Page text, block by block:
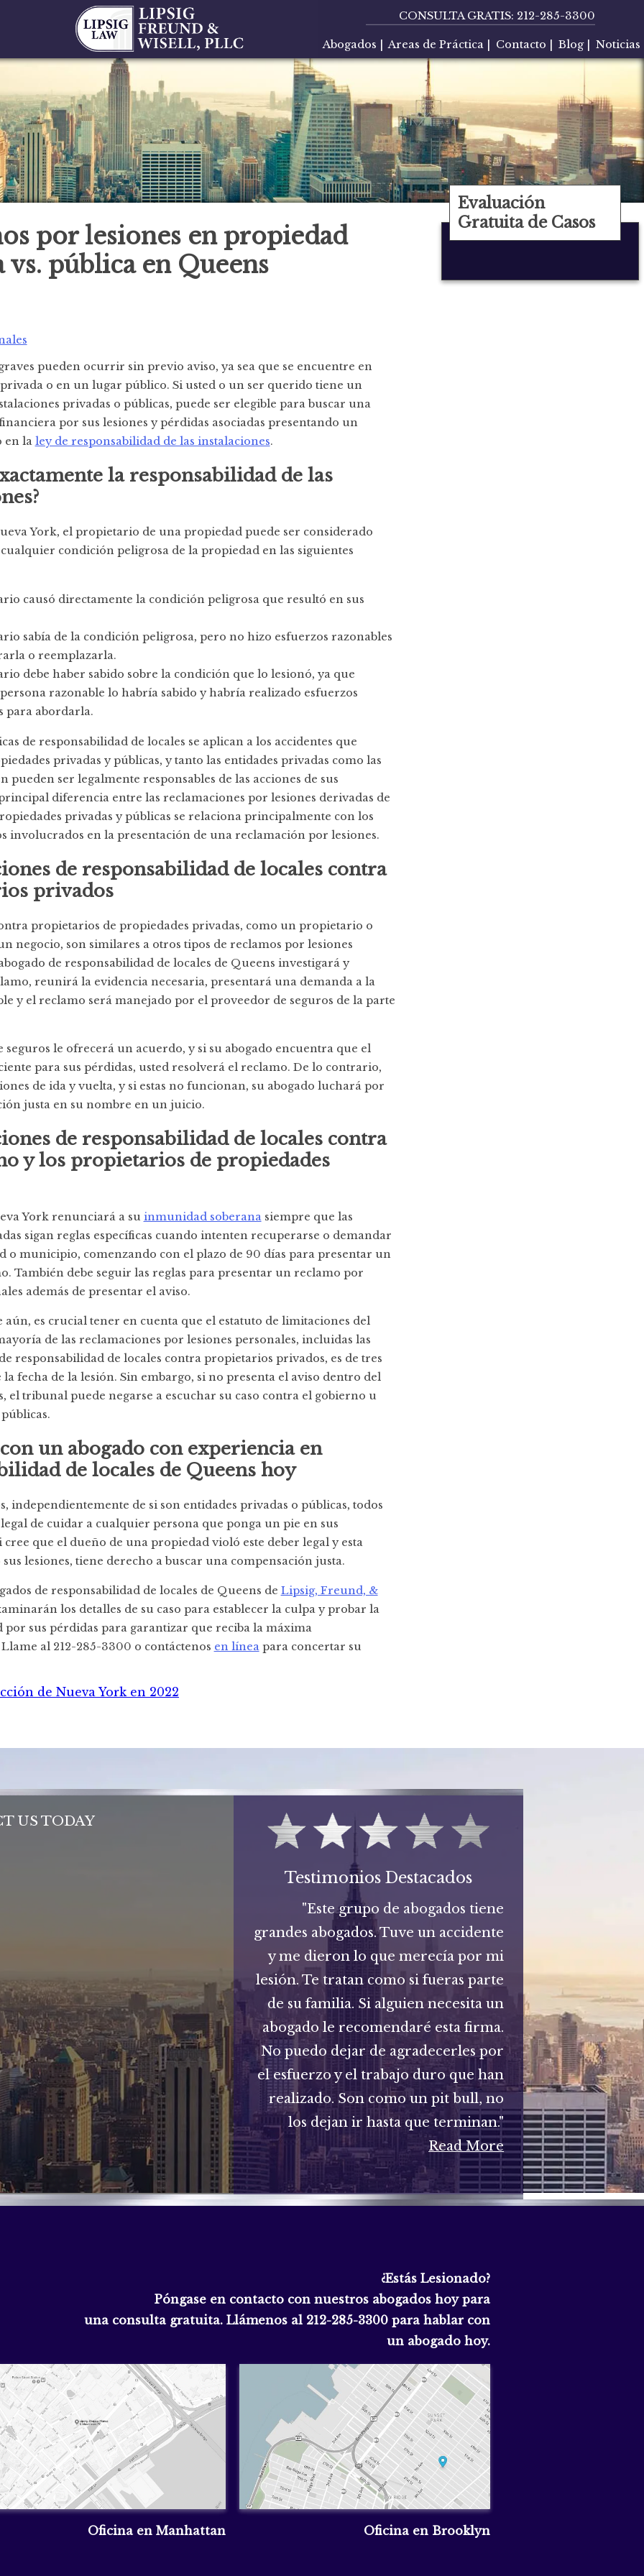
CONSULTA GRATIS: 212-285-3300
Abogados |Areas de Práctica| Contacto Blog| Noticias
Evaluación
Gratuita de Casos
por lesiones en propiedad
vs. pública en Queens
pueden ocurrir sin previo aviso, ya sea que se encuentre en
o en un lugar público. Si usted o un ser querido tiene un
privadas o públicas, puede ser elegible para buscar una
por sus lesiones y pérdidas asociadas presentando un
en la ley de responsabilidad de las instalaciones.
la responsabilidad de las
York, el propietario de una propiedad puede ser considerado
condición peligrosa de la propiedad en las siguientes
causó directamente la condición peligrosa que resultó en sus
sabía de la condición peligrosa, pero no hizo esfuerzos razonables
o reemplazarla.
debe haber sabido sobre la condición que lo lesionó, ya que
razonable lo habría sabido y habría realizado esfuerzos
para abordarla.
de responsabilidad de locales se aplican a los accidentes que
privadas y públicas, y tanto las entidades privadas como las
pueden ser legalmente responsables de las acciones de sus
diferencia entre las reclamaciones por lesiones derivadas de
privadas y públicas se relaciona principalmente con los
involucrados en la presentación de una reclamación por lesiones.
de responsabilidad de locales contra
privados
propietarios de propiedades privadas, como un propietario o
negocio, son similares a otros tipos de reclamos por lesiones
de responsabilidad de locales de Queens investigará y
reunirá la evidencia necesaria, presentará una demanda a la
y el reclamo será manejado por el proveedor de seguros de la parte
seguros le ofrecerá un acuerdo, y si su abogado encuentra que el
para sus pérdidas, usted resolverá el reclamo. De lo contrario,
de ida y vuelta, y si estas no funcionan, su abogado luchará por
justa en su nombre en un juicio.
de responsabilidad de locales contra
y los propietarios de propiedades
York renunciará a su inmunidad soberanasiempre que las
sigan reglas específicas cuando intenten recuperarse o demandar
o municipio, comenzando con el plazo de 90 días para presentar un
También debe seguir las reglas para presentar un reclamo por
además de presentar el aviso.
es crucial tener en cuenta que el estatuto de limitaciones del
de las reclamaciones por lesiones personales, incluidas las
responsabilidad de locales contra propietarios privados, es de tres
fecha de la lesión. Sin embargo, si no presenta el aviso dentro del
el tribunal puede negarse a escuchar su caso contra el gobierno u
un abogado con experiencia en
de locales de Queens hoy
independientemente de si son entidades privadas o públicas, todos
de cuidar a cualquier persona que ponga un pie en sus
cree que el dueño de una propiedad violó este deber legal y esta
lesiones, tiene derecho a buscar una compensación justa.
de responsabilidad de locales de Queens de Lipsig, Freund, &
los detalles de su caso para establecer la culpa y probar la
por sus pérdidas para garantizar que reciba la máxima
al 212-285-3300 o contáctenos en línea para concertar su
de Nueva York en 2022
US TODAY
Testimonios Destacados
"Este grupo de abogados tiene
grandes abogados. Tuve un accidente
y me dieron lo que merecía por mi
lesión. Te tratan como si fueras parte
de su familia. Si alguien necesita un
abogado le recomendaré esta firma.
No puedo dejar de agradecerles por
el esfuerzo y el trabajo duro que han
realizado. Son como un pit bull, no
los dejan ir hasta que terminan."
Read More
¿Estás Lesionado?
Póngase en contacto con nuestros abogados hoy para
una consulta gratuita. Llámenos al 212-285-3300 para hablar con
un abogado hoy.
Oficina en Manhattan Oficina en Brooklyn